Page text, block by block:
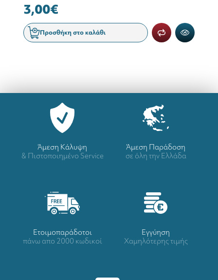
3,00€
Προσθήκη στο καλάθι
Άμεση Κάλυψη
& Πιστοποιημένο Service
Άμεση Παράδοση
σε όλη την Ελλάδα
Ετοιμοπαράδοτοι
πάνω απο 2000 κωδικοί
Eγγύηση
Χαμηλότερης τιμής